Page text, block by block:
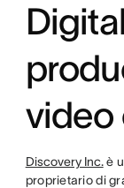
video
Discovery Inc.è
proprietario di